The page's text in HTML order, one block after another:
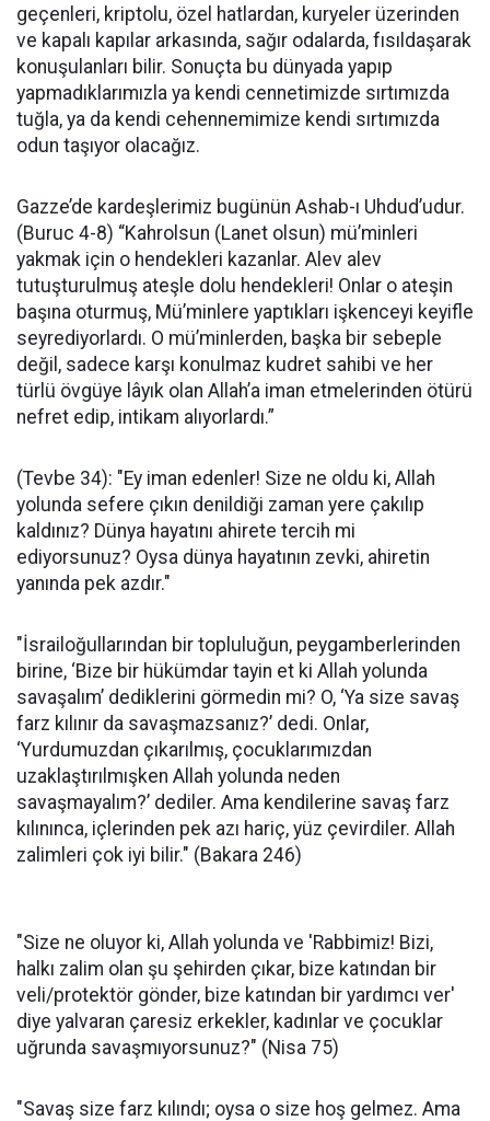
geçenleri, kriptolu, özel hatlardan, kuryeler üzerinden
ve kapalı kapılar arkasında, sağır odalarda, fısıldaşarak
konuşulanları bilir. Sonuçta bu dünyada yapıp
yapmadıklarımızla ya kendi cennetimizde sırtımızda
tuğla, ya da kendi cehennemimize kendi sırtımızda
odun taşıyor olacağız.
Gazze’de kardeşlerimiz bugünün Ashab-ı Uhdud’udur.
(Buruc 4-8) “Kahrolsun (Lanet olsun) mü’minleri
yakmak için o hendekleri kazanlar. Alev alev
tutuşturulmuş ateşle dolu hendekleri! Onlar o ateşin
başına oturmuş, Mü’minlere yaptıkları işkenceyi keyifle
seyrediyorlardı. O mü’minlerden, başka bir sebeple
değil, sadece karşı konulmaz kudret sahibi ve her
türlü övgüye lâyık olan Allah’a iman etmelerinden ötürü
nefret edip, intikam alıyorlardı.”
(Tevbe 34): "Ey iman edenler! Size ne oldu ki, Allah
yolunda sefere çıkın denildiği zaman yere çakılıp
kaldınız? Dünya hayatını ahirete tercih mi
ediyorsunuz? Oysa dünya hayatının zevki, ahiretin
yanında pek azdır."
"İsrailoğullarından bir topluluğun, peygamberlerinden
birine, ‘Bize bir hükümdar tayin et ki Allah yolunda
savaşalım’ dediklerini görmedin mi? O, ‘Ya size savaş
farz kılınır da savaşmazsanız?’ dedi. Onlar,
‘Yurdumuzdan çıkarılmış, çocuklarımızdan
uzaklaştırılmışken Allah yolunda neden
savaşmayalım?’ dediler. Ama kendilerine savaş farz
kılınınca, içlerinden pek azı hariç, yüz çevirdiler. Allah
zalimleri çok iyi bilir." (Bakara 246)
"Size ne oluyor ki, Allah yolunda ve 'Rabbimiz! Bizi,
halkı zalim olan şu şehirden çıkar, bize katından bir
veli/protektör gönder, bize katından bir yardımcı ver'
diye yalvaran çaresiz erkekler, kadınlar ve çocuklar
uğrunda savaşmıyorsunuz?" (Nisa 75)
"Savaş size farz kılındı; oysa o size hoş gelmez. Ama